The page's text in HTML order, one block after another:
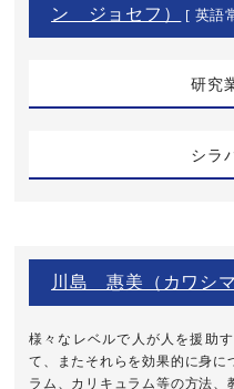
ン ジョセフ）
[ 英語
研究
シラ
川島 惠美（カワシ
様々なレベルで人が人を援助
て、またそれらを効果的に身に
ラム、カリキュラム等の方法、